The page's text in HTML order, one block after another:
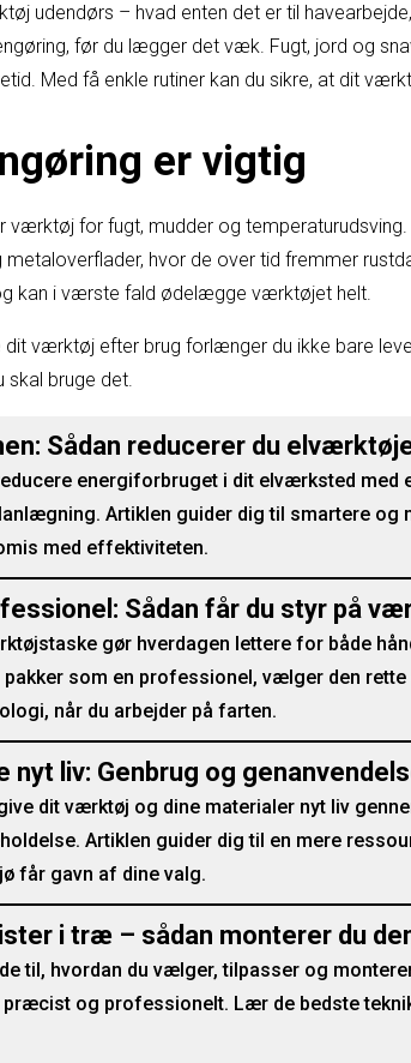
udendørs – hvad enten det er til
før du lægger det væk. Fugt, jord og
Med få enkle rutiner kan du sikre, at dit
er vigtig
værktøj for fugt, mudder og
hvor de over tid fremmer
kan i værste fald ødelægge værktøjet helt.
værktøj efter brug forlænger du ikke bare
skal bruge det.
Sådan reducerer du
energiforbruget i dit elværksted med
Artiklen guider dig til smartere
med effektiviteten.
Sådan får du styr på
gør hverdagen lettere for både
som en professionel, vælger den
når du arbejder på farten.
nyt liv: Genbrug og
dit værktøj og dine materialer nyt liv
Artiklen guider dig til en mere
får gavn af dine valg.
i træ – sådan monterer du
til, hvordan du vælger, tilpasser og
præcist og professionelt. Lær de bedste